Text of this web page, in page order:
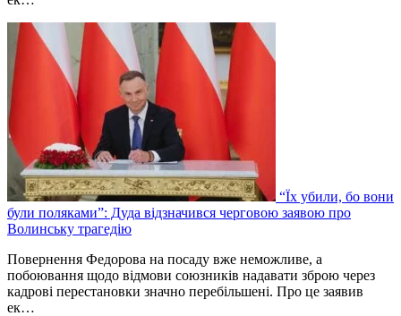
“Їх убили, бо вони
були поляками”: Дуда відзначився черговою заявою про
Волинську трагедію
Повернення Федорова на посаду вже неможливе, а
побоювання щодо відмови союзників надавати зброю через
кадрові перестановки значно перебільшені. Про це заявив
ек…